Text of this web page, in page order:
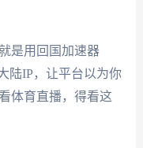
是用回国加速器
陆IP，让平台以为你
体育直播，得看这